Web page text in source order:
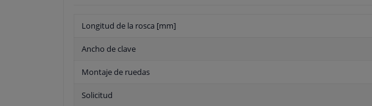
Longitud de la rosca [mm]
Ancho de clave
Montaje de ruedas
Solicitud